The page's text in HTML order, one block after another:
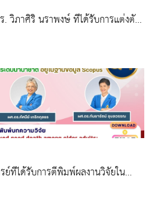
วิภาศิริ นราพงษ์ ที่ได้รับการแต่งตั้ง
ที่ได้รับการตีพิมพ์ผลงานวิจัยใน